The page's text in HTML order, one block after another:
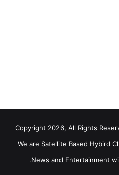
We are Satellite Based Hybird
News and Entertainment